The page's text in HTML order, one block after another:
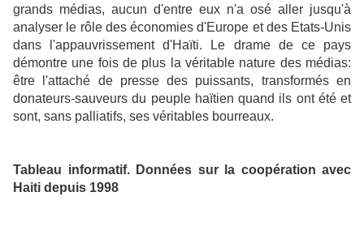
grands médias, aucun d'entre eux n'a osé aller jusqu'à
analyser le rôle des économies d'Europe et des Etats-Unis
dans l'appauvrissement d'Haïti. Le drame de ce pays
démontre une fois de plus la véritable nature des médias:
être l'attaché de presse des puissants, transformés en
donateurs-sauveurs du peuple haïtien quand ils ont été et
sont, sans palliatifs, ses véritables bourreaux.
Tableau informatif. Données sur la coopération avec
Haiti depuis 1998